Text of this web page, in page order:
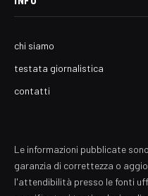
chi siamo
testata giornalistica
contatti
Le informazioni pubblicate
garanzia di correttezza o
l'attendibilità presso le fonti